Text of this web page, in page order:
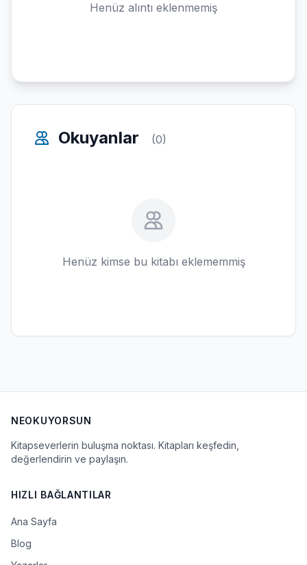
Henüz alıntı eklenmemiş
Okuyanlar (0)
Henüz kimse bu kitabı eklememmiş
NEOKUYORSUN
Kitapseverlerin buluşma noktası. Kitapları keşfedin,
değerlendirin ve paylaşın.
HIZLI BAĞLANTILAR
Ana Sayfa
Blog